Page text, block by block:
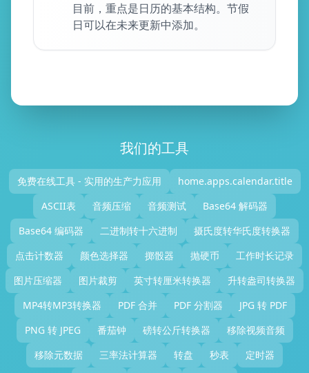
目前，重点是日历的基本结构。节假
日可以在未来更新中添加。
我们的工具
免费在线工具 - 实用的生产力应用
home.apps.calendar.title
ASCII表
音频压缩 音频测试
Base64 解码器
Base64 编码器
二进制转十六进制
摄氏度转华氏度转换器
点击计数器
颜色选择器 掷骰器 抛硬币
工作时长记录
图片压缩器
图片裁剪 英寸转厘米转换器
升转盎司转换器
MP4转MP3转换器
PDF 合并 PDF 分割器
JPG 转 PDF
PNG 转 JPEG
番茄钟 磅转公斤转换器
移除视频音频
移除元数据
三率法计算器 转盘 秒表 定时器